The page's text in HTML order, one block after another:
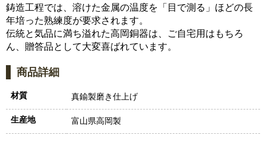
鋳造工程では、溶けた金属の温度を「目で測る」ほどの長
年培った熟練度が要求されます。
伝統と気品に満ち溢れた高岡銅器は、ご自宅用はもちろ
ん、贈答品として大変喜ばれています。
商品詳細
材質 真鍮製磨き仕上げ
生産地 富山県高岡製